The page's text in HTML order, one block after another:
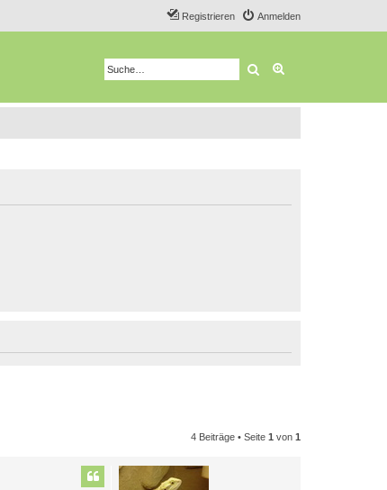
Anmelden
Registrieren
Suche
4 Beiträge • Seite 1 von 1